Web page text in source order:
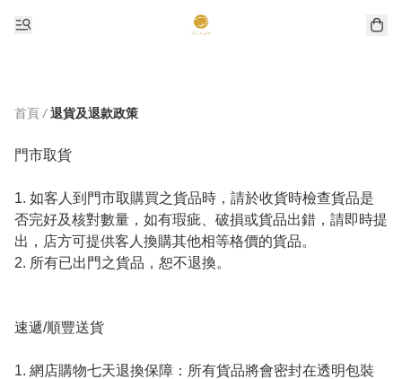
首頁 / 退貨及退款政策
門市取貨
1. 如客人到門市取購買之貨品時，請於收貨時檢查貨品是
否完好及核對數量，如有瑕疵、破損或貨品出錯，請即時提
出，店方可提供客人換購其他相等格價的貨品。
2. 所有已出門之貨品，恕不退換。
速遞/順豐送貨
1. 網店購物七天退換保障：所有貨品將會密封在透明包裝